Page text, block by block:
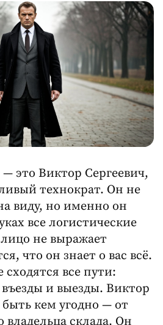
это Виктор Сергеевич,
технократ. Он не
виду, но именно он
все логистические
не выражает
что он знает о вас всё.
все пути:
и выезды. Виктор
кем угодно — от
склада. Он